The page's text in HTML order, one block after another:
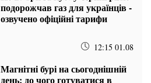
подорожчав газ для українців -
озвучено офіційні тарифи
12:15 01.08
Магнітні бурі на сьогоднішній
день: до чого готуватися в